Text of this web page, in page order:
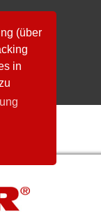
(über
in